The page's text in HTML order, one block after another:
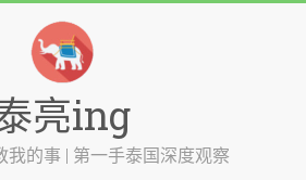
亮ing
我的事 | 第一手泰国深度观察